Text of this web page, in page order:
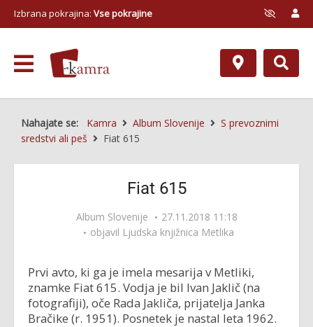
Izbrana pokrajina: Vse pokrajine
Nahajate se: Kamra Album Slovenije
S prevoznimi
sredstvi ali peš
Fiat 615
Fiat 615
Album Slovenije
27.11.2018 11:18
objavil Ljudska knjižnica Metlika
Prvi avto, ki ga je imela mesarija v Metliki,
znamke Fiat 615. Vodja je bil Ivan Jaklič (na
fotografiji), oče Rada Jakliča, prijatelja Janka
Bračike (r. 1951). Posnetek je nastal leta 1962.